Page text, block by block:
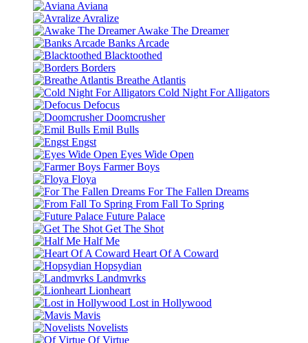
Aviana
Avralize
Awake The Dreamer
Banks Arcade
Blacktoothed
Borders
Breathe Atlantis
Cold Night For Alligators
Defocus
Doomcrusher
Emil Bulls
Engst
Eyes Wide Open
Farmer Boys
Floya
For The Fallen Dreams
From Fall To Spring
Future Palace
Get The Shot
Half Me
Heart Of A Coward
Hopsydian
Landmvrks
Lionheart
Lost in Hollywood
Mavis
Novelists
Of Virtue